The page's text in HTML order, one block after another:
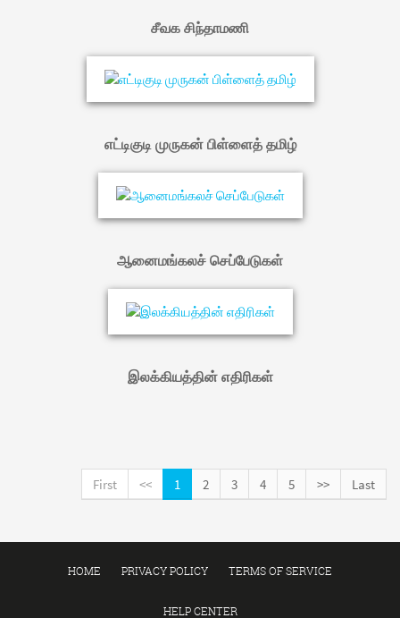
சீவக சிந்தாமணி
எட்டிகுடி முருகன் பிள்ளைத் தமிழ்
ஆனைமங்கலச் செப்பேடுகள்
இலக்கியத்தின் எதிரிகள்
First << 1 2 3 4 5 >> Last
HOME PRIVACY POLICY TERMS OF SERVICE
HELP CENTER